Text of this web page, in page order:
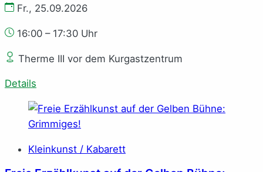
Fr., 25.09.2026
16:00 – 17:30 Uhr
Therme III vor dem Kurgastzentrum
Details
Kleinkunst / Kabarett